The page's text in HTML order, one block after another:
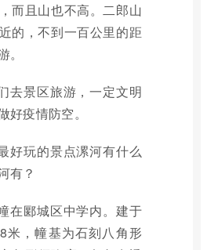
而且山也不高。二郎山
的，不到一百公里的距
去景区旅游，一定文明
好疫情防空。
好玩的景点漯河有什么
有？
在郾城区中学内。建于
米，幢基为石刻八角形